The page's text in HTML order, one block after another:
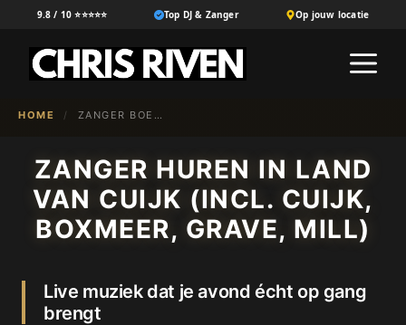
9.8 / 10 ⭐⭐⭐⭐⭐ Top DJ & Zanger Op jouw locatie
HOME / ZANGER BOEKEN IN {NL-100}
ZANGER HUREN IN LAND
VAN CUIJK (INCL. CUIJK,
BOXMEER, GRAVE, MILL)
Live muziek dat je avond écht op gang
brengt